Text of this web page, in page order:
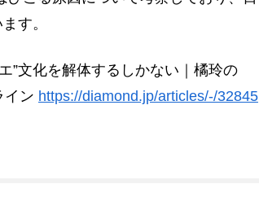
す。
”文化を解体するしかない｜橘玲の
イン https://diamond.jp/articles/-/32845